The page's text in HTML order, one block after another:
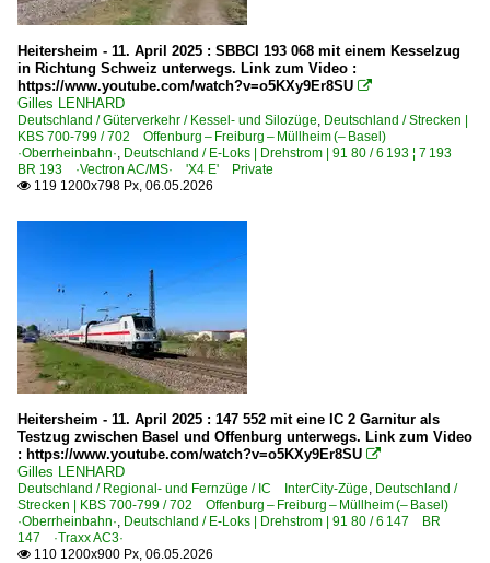
Heitersheim - 11. April 2025 : SBBCI 193 068 mit einem Kesselzug
in Richtung Schweiz unterwegs. Link zum Video :
https://www.youtube.com/watch?v=o5KXy9Er8SU 
Gilles LENHARD
Deutschland / Güterverkehr / Kessel- und Silozüge Deutschland / Strecken |
KBS 700-799 / 702 Offenburg – Freiburg – Müllheim (– Basel)
·Oberrheinbahn· Deutschland / E-Loks | Drehstrom | 91 80 / 6 193 ¦ 7 193
BR 193 ·Vectron AC/MS· 'X4 E' Private
 119 1200x798 Px, 06.05.2026
Heitersheim - 11. April 2025 : 147 552 mit eine IC 2 Garnitur als
Testzug zwischen Basel und Offenburg unterwegs. Link zum Video
: https://www.youtube.com/watch?v=o5KXy9Er8SU 
Gilles LENHARD
Deutschland / Regional- und Fernzüge / IC InterCity-Züge Deutschland /
Strecken | KBS 700-799 / 702 Offenburg – Freiburg – Müllheim (– Basel)
·Oberrheinbahn· Deutschland / E-Loks | Drehstrom | 91 80 / 6 147 BR
147 ·Traxx AC3·
 110 1200x900 Px, 06.05.2026